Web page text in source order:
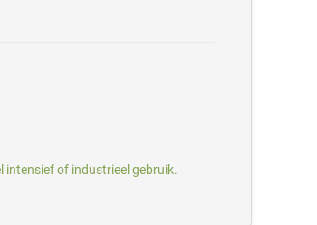
intensief of industrieel gebruik.